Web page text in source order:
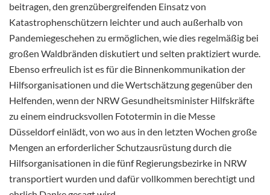
beitragen, den grenzübergreifenden Einsatz von
Katastrophenschützern leichter und auch außerhalb von
Pandemiegeschehen zu ermöglichen, wie dies regelmäßig bei
großen Waldbränden diskutiert und selten praktiziert wurde.
Ebenso erfreulich ist es für die Binnenkommunikation der
Hilfsorganisationen und die Wertschätzung gegenüber den
Helfenden, wenn der NRW Gesundheitsminister Hilfskräfte
zu einem eindrucksvollen Fototermin in die Messe
Düsseldorf einlädt, von wo aus in den letzten Wochen große
Mengen an erforderlicher Schutzausrüstung durch die
Hilfsorganisationen in die fünf Regierungsbezirke in NRW
transportiert wurden und dafür vollkommen berechtigt und